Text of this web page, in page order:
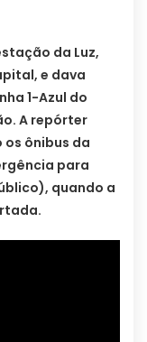
da Luz,
e dava
1-Azul do
A repórter
ônibus da
para
quando a